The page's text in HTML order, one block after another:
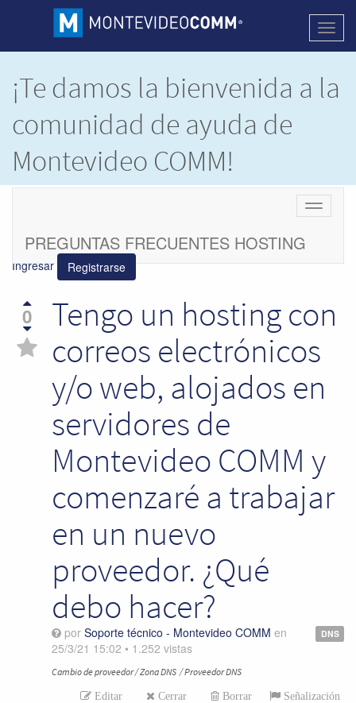
¡Te damos la bienvenida a la
comunidad de ayuda de
Montevideo COMM!
productos deMontevideo COMM.
Ingresar Registrarse
Cambiar
PREGUNTAS FRECUENTES HOSTING
0
Tengo un hosting con
correos electrónicos
y/o web, alojados en
servidores de
Montevideo COMM y
comenzaré a trabajar
en un nuevo
proveedor. ¿Qué
debo hacer?
DNS
por Soporte técnico - Montevideo COMM en
25/3/21 15:02 • 1.252 vistas
Cambio de proveedor / Zona DNS / Proveedor DNS
Editar Cerrar Borrar
Señalización